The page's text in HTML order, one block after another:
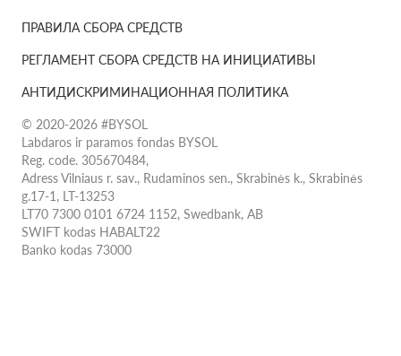
ПРАВИЛА СБОРА СРЕДСТВ
РЕГЛАМЕНТ СБОРА СРЕДСТВ НА ИНИЦИАТИВЫ
АНТИДИСКРИМИНАЦИОННАЯ ПОЛИТИКА
© 2020-2026 #BYSOL
Labdaros ir paramos fondas BYSOL
Reg. code. 305670484,
Adress Vilniaus r. sav., Rudaminos sen., Skrabinės k., Skrabinės
g.17-1, LT-13253
LT70 7300 0101 6724 1152, Swedbank, AB
SWIFT kodas HABALT22
Banko kodas 73000